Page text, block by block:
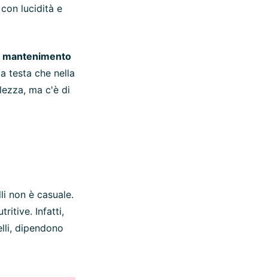
lucidità e
mantenimento
testa che nella
ma c'è di
non è casuale.
Infatti,
dipendono